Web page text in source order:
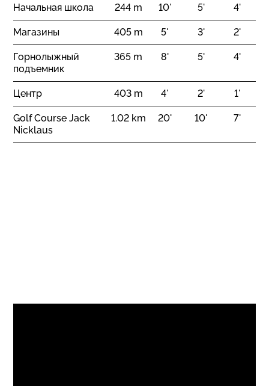
Начальная школа 244 m 10' 5' 4'
Магазины 405 m 5' 3' 2'
Горнолыжный
подъемник
365 m 8' 5' 4'
Центр 403 m 4' 2' 1'
Golf Course Jack
Nicklaus
1.02 km 20' 10' 7'